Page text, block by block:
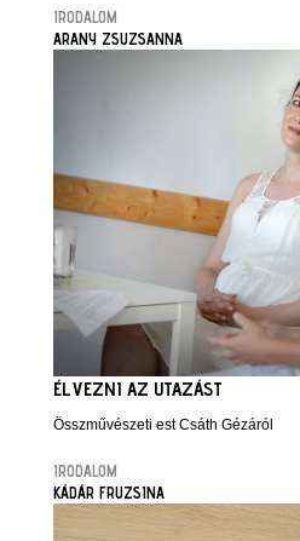
IRODALOM
ARANY ZSUZSANNA
ÉLVEZNI AZ UTAZÁST
Összművészeti est Csáth Gézáról
IRODALOM
KÁDÁR FRUZSINA